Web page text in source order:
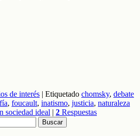
de interés | Etiquetado chomsky, debate
, foucault, inatismo, justicia, naturaleza
sociedad ideal | 2 Respuestas